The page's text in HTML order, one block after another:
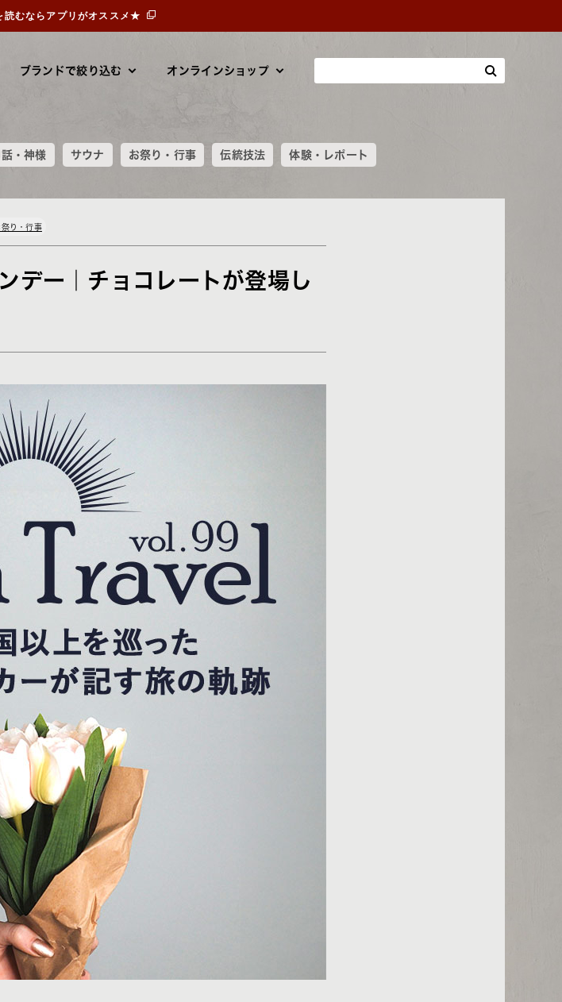
ブランドで絞り込む オンラインショップ
・神様 サウナ お祭り・行事 伝統技法 体験・レポート
むならアプリがオススメ★
祭り・行事
デー｜チョコレートが登場し